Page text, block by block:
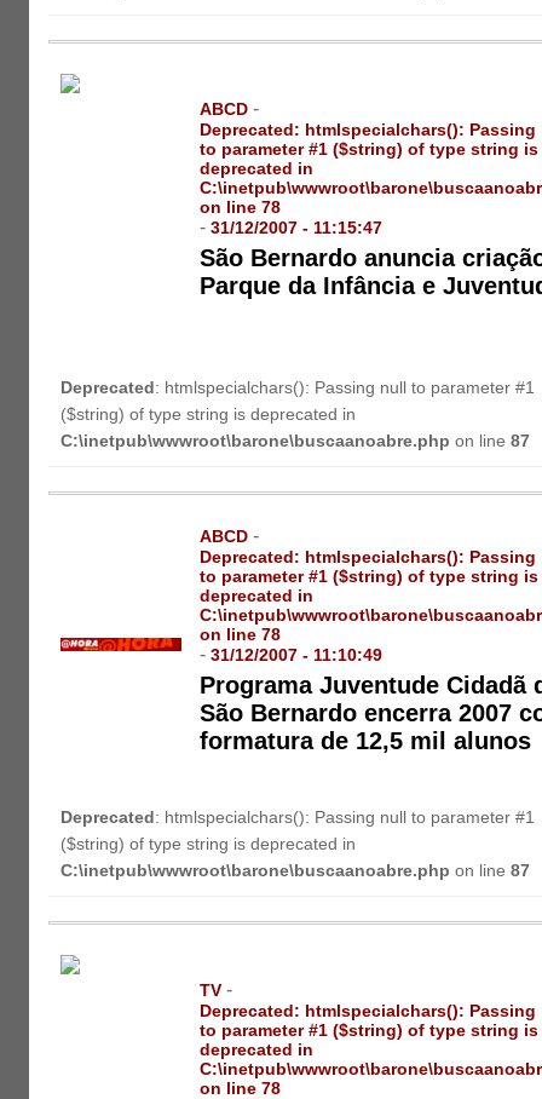
ABCD -
Deprecated: htmlspecialchars(): Passing
to parameter #1 ($string) of type string is
deprecated in
on line78
-31/12/2007 - 11:15:47
São Bernardo anuncia
Parque da Infância e
Deprecated: htmlspecialchars(): Passing null to parameter #1
($string) of type string is deprecated in
C:\inetpub\wwwroot\barone\buscaanoabre.php on line87
ABCD -
Deprecated: htmlspecialchars(): Passing
to parameter #1 ($string) of type string is
deprecated in
on line78
-31/12/2007 - 11:10:49
Programa Juventude Cidadã
São Bernardo encerra 2007
formatura de 12,5 mil alunos
Deprecated: htmlspecialchars(): Passing null to parameter #1
($string) of type string is deprecated in
C:\inetpub\wwwroot\barone\buscaanoabre.php on line87
TV -
Deprecated: htmlspecialchars(): Passing
to parameter #1 ($string) of type string is
deprecated in
on line78